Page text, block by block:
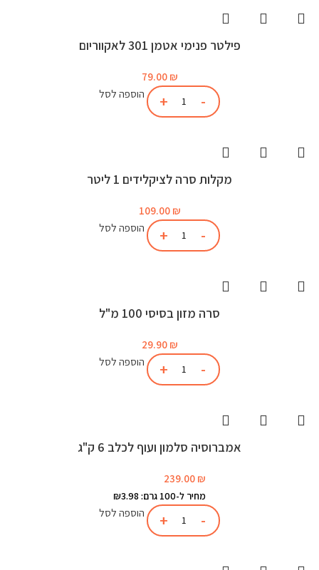
פילטר פנימי אטמן 301 לאקווריום
79.00 ₪
הוספה לסל
מקלות סרה לציקלידים 1 ליטר
109.00 ₪
הוספה לסל
סרה מזון בסיסי 100 מ"ל
29.90 ₪
הוספה לסל
אמברוסיה סלמון ועוף לכלב 6 ק"ג
239.00 ₪
מחיר ל-100 גרם: ₪3.98
הוספה לסל